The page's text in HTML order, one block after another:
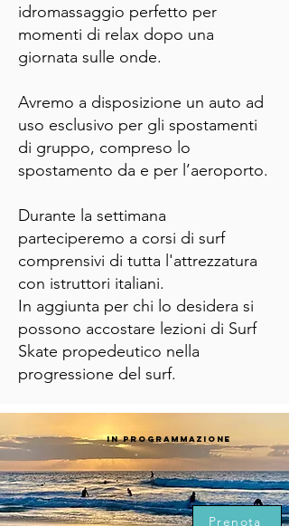
idromassaggio perfetto per
momenti di relax dopo una
giornata sulle onde.
Avremo a disposizione un auto ad
uso esclusivo per gli spostamenti
di gruppo, compreso lo
spostamento da e per l’aeroporto.
Durante la settimana
parteciperemo a corsi di surf
comprensivi di tutta l'attrezzatura
con istruttori italiani.
In aggiunta per chi lo desidera si
possono accostare lezioni di Surf
Skate propedeutico nella
progressione del surf.
in programmazione
Prenota